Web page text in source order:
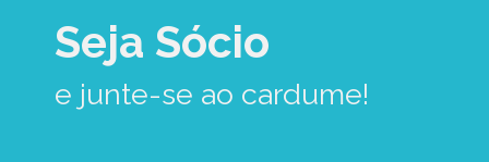
Seja Sócio
e junte-se ao cardume!